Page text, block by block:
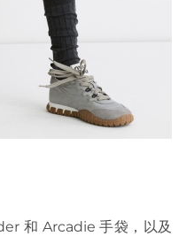
和 Arcadie 手袋，以及